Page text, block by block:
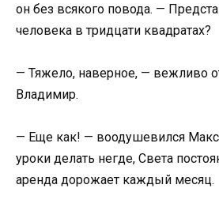
он без всякого повода. —
человека в тридцати квадратах?
— Тяжело, наверное, — вежливо
Владимир.
— Еще как! — воодушевился
уроки делать негде, Света
аренда дорожает каждый месяц.